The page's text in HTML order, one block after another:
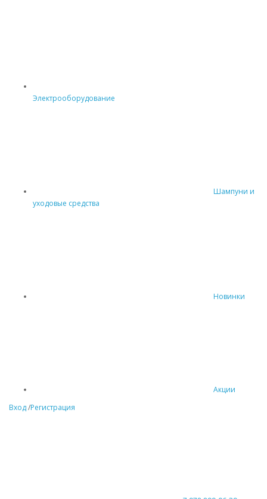
Электрооборудование
Шампуни и
уходовые средства
Новинки
Акции
Вход/Регистрация